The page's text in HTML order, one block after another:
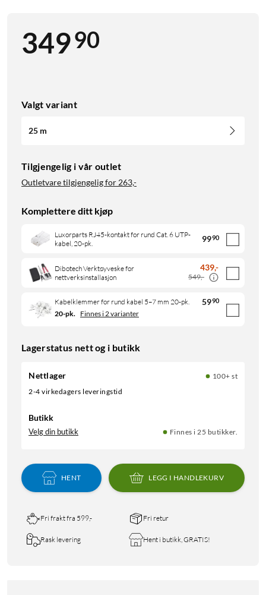
34990
Valgt variant
25 m
Tilgjengelig i vår outlet
Outletvare tilgjengelig for263,-
Komplettere ditt kjøp
Luxorparts RJ45-kontakt for rund Cat. 6 UTP-
kabel, 20-pk.
9990
Dibotech Verktøyveske for
nettverksinstallasjon
439,-
549,-
Kabelklemmer for rund kabel 5–7 mm 20-pk. 5990
20-pk. Finnes i 2 varianter
Lagerstatus nett og i butikk
Nettlager
100+ st
2-4 virkedagers leveringstid
Butikk
Velg din butikk Finnes i 25 butikker.
HENT LEGG I HANDLEKURV
Fri frakt fra 599,- Fri retur
Rask levering Hent i butikk, GRATIS!